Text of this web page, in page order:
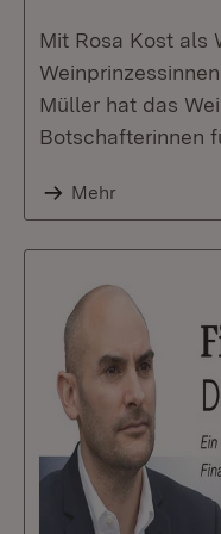
Mit Rosa Kost als
Müller hat das
Botschafterinnen
Mehr